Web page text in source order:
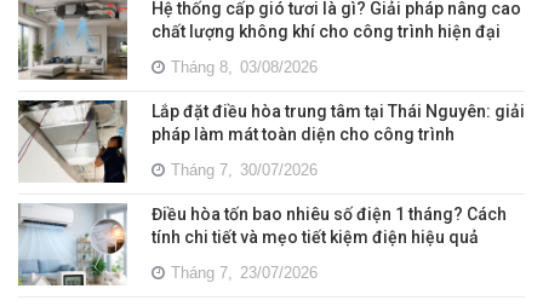
Hệ thống cấp gió tươi là gì? Giải pháp nâng cao
chất lượng không khí cho công trình hiện đại
Tháng 8, 03/08/2026
Lắp đặt điều hòa trung tâm tại Thái Nguyên: giải
pháp làm mát toàn diện cho công trình
Tháng 7, 30/07/2026
Điều hòa tốn bao nhiêu số điện 1 tháng? Cách
tính chi tiết và mẹo tiết kiệm điện hiệu quả
Tháng 7, 23/07/2026